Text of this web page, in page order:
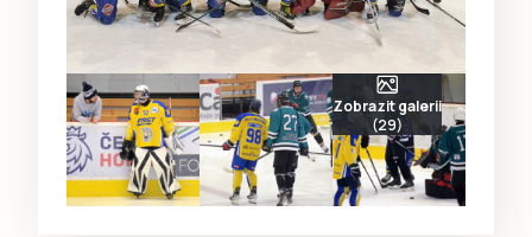
Zobrazit galerii
(29)